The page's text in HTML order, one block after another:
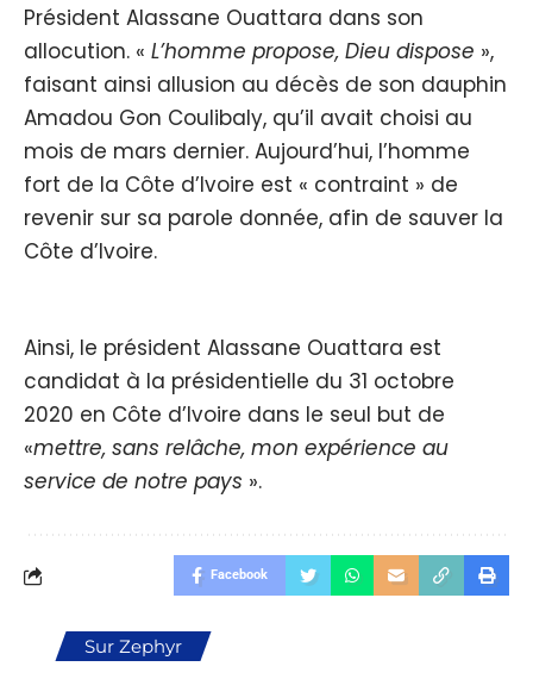
Président Alassane Ouattara dans son
allocution. « L’homme propose, Dieu dispose »,
faisant ainsi allusion au décès de son dauphin
Amadou Gon Coulibaly, qu’il avait choisi au
mois de mars dernier. Aujourd’hui, l’homme
fort de la Côte d’Ivoire est « contraint » de
revenir sur sa parole donnée, afin de sauver la
Côte d’Ivoire.
Ainsi, le président Alassane Ouattara est
candidat à la présidentielle du 31 octobre
2020 en Côte d’Ivoire dans le seul but de
«mettre, sans relâche, mon expérience au
service de notre pays ».
Facebook
Sur Zephyr